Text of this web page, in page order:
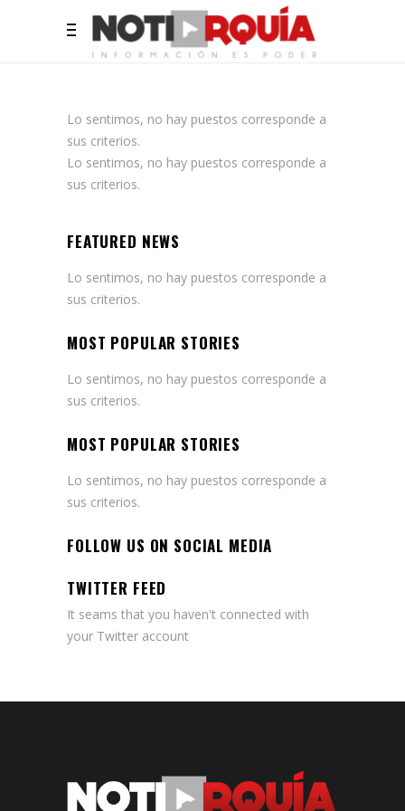
Lo sentimos, no hay puestos corresponde a
sus criterios.
Lo sentimos, no hay puestos corresponde a
sus criterios.
FEATURED NEWS
Lo sentimos, no hay puestos corresponde a
sus criterios.
MOST POPULAR STORIES
Lo sentimos, no hay puestos corresponde a
sus criterios.
MOST POPULAR STORIES
Lo sentimos, no hay puestos corresponde a
sus criterios.
FOLLOW US ON SOCIAL MEDIA
TWITTER FEED
It seams that you haven't connected with
your Twitter account